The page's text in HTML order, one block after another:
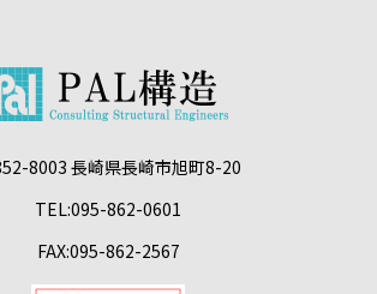
8003 長崎県長崎市旭町8-20
TEL:095-862-0601
FAX:095-862-2567